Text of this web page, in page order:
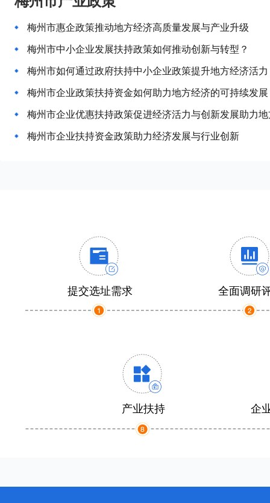
梅州市惠企政策推动地方经济高质量发展与产业升级
梅州市中小企业发展扶持政策如何推动创新与转型？
梅州市如何通过政府扶持中小企业政策提升地方经济活
梅州市企业政策扶持资金如何助力地方经济的可持续发
梅州市企业优惠扶持政策促进经济活力与创新发展助力
梅州市企业扶持资金政策助力经济发展与行业创新
提交选址需求 全面调研
产业扶持 企